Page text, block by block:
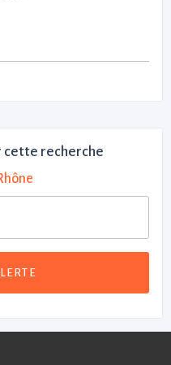
cette recherche